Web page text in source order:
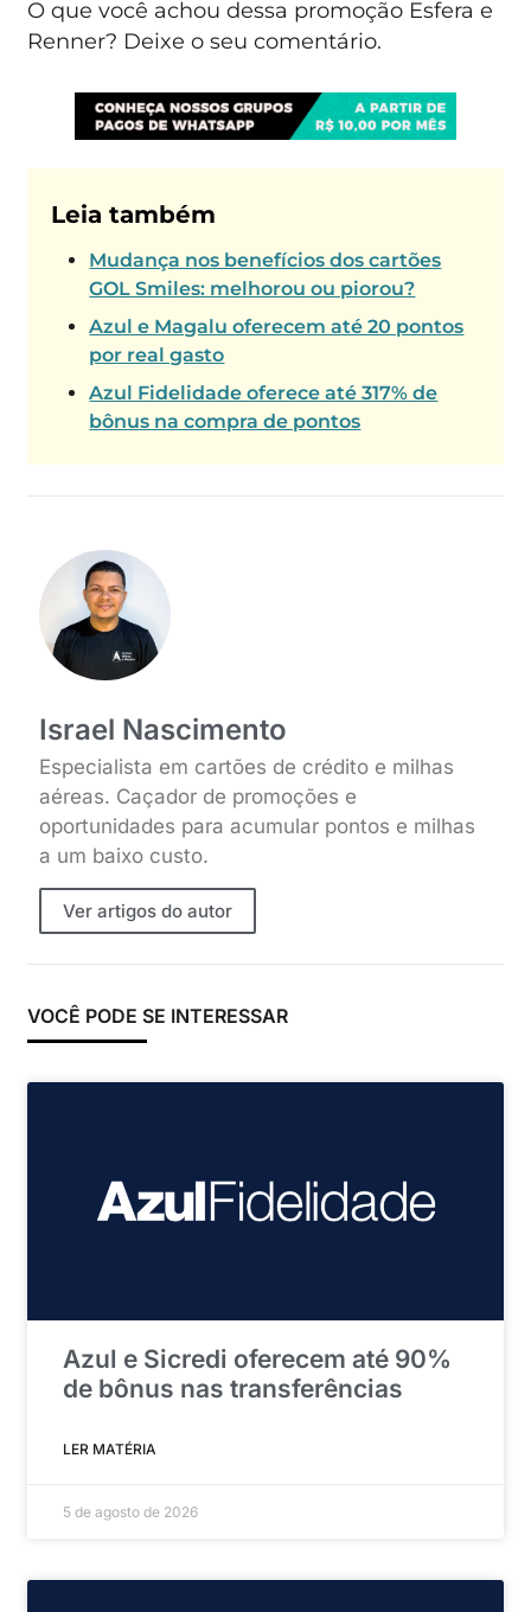
O que você achou dessa promoção Esfera e
Renner? Deixe o seu comentário.
Leia também
Mudança nos benefícios dos cartões
GOL Smiles: melhorou ou piorou?
Azul e Magalu oferecem até 20 pontos
por real gasto
Azul Fidelidade oferece até 317% de
bônus na compra de pontos
Israel Nascimento
Especialista em cartões de crédito e milhas
aéreas. Caçador de promoções e
oportunidades para acumular pontos e milhas
a um baixo custo.
Ver artigos do autor
VOCÊ PODE SE INTERESSAR
Azul e Sicredi oferecem até 90%
de bônus nas transferências
LER MATÉRIA
5 de agosto de 2026